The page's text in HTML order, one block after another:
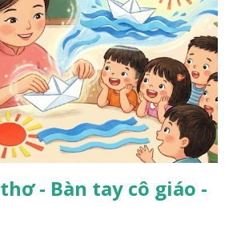
- Bàn tay cô giáo -